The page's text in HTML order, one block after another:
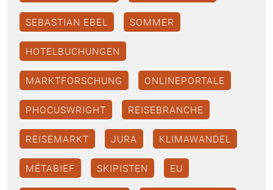
SEBASTIAN EBEL SOMMER
HOTELBUCHUNGEN
MARKTFORSCHUNG ONLINEPORTALE
PHOCUSWRIGHT REISEBRANCHE
REISEMARKT JURA KLIMAWANDEL
MÉTABIEF SKIPISTEN EU